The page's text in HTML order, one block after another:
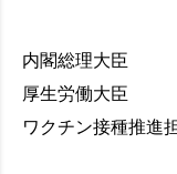
内閣総理
厚生労働
ワクチン接種推